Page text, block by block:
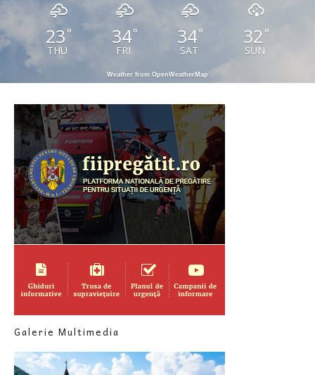
23 °
THU
34°
FRI
34°
SAT
32 °
SUN
Weather from OpenWeatherMap
Galerie Multimedia